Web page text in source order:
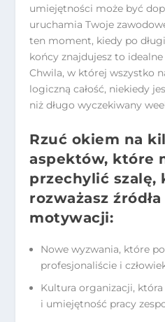
umiejętności może być
uruchamia Twoje
ten moment, kiedy po
końcy znajdujesz to
Chwila, w której wszystko
logiczną całość, niekiedy
niż długo wyczekiwany
Rzuć okiem na
aspektów, które
przechylić szalę,
rozważasz źródła
motywacji:
Nowe wyzwania, które
profesjonaliście i
Kultura organizacji,
i umiejętność pracy